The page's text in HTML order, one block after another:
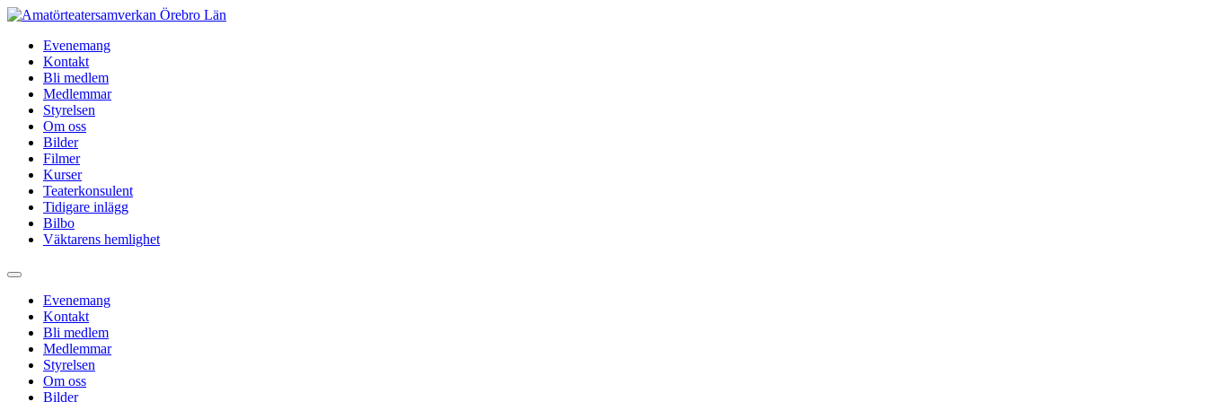
Hoppa
innehållEvenemang
Kontakt
Bli medlem
Medlemmar
Styrelsen
Om oss
Bilder
Filmer
Kurser
Teaterkonsulent
Tidigare inlägg
Bilbo
Väktarens hemlighet
Evenemang
Kontakt
Bli medlem
Medlemmar
Styrelsen
Om oss
Bilder